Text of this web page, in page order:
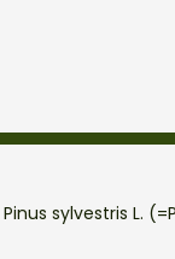
Pinus sylvestris L.